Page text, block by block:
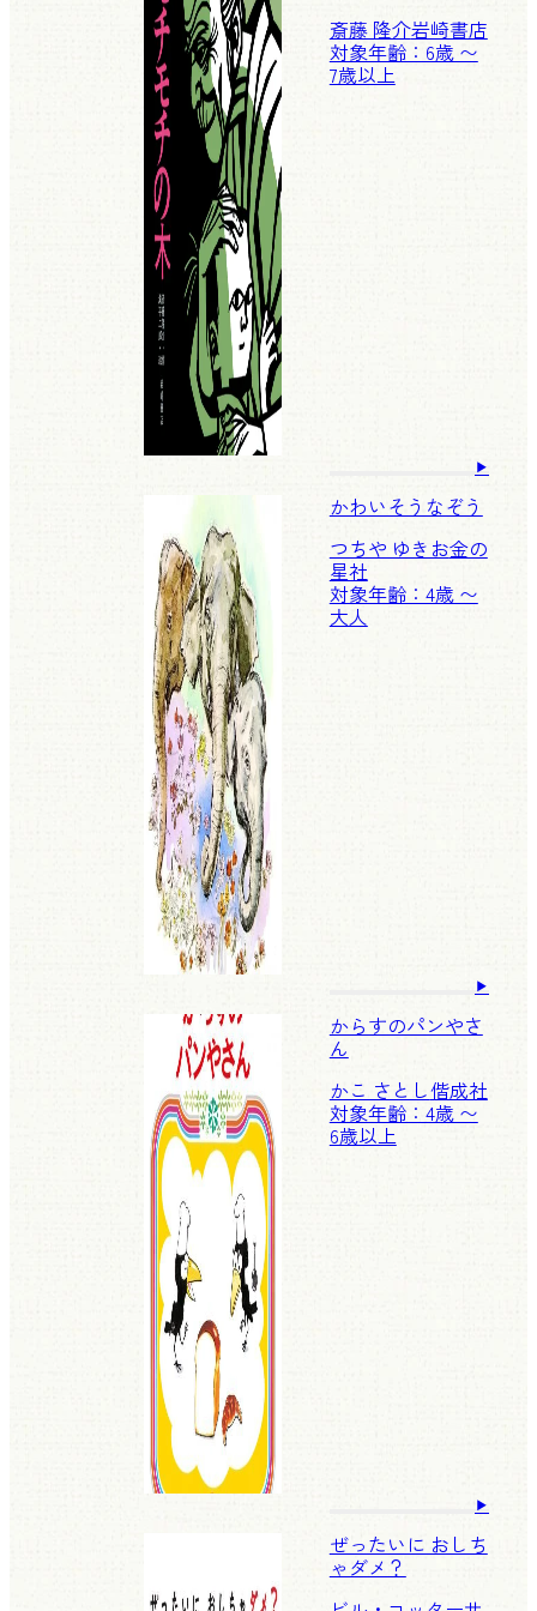
斎藤 隆介岩崎書店
対象年齢：6歳 〜
7歳以上
かわいそうなぞう
つちや ゆきお金の
星社
対象年齢：4歳 〜
大人
からすのパンやさ
ん
かこ さとし偕成社
対象年齢：4歳 〜
6歳以上
ぜったいに おしち
ゃダメ？